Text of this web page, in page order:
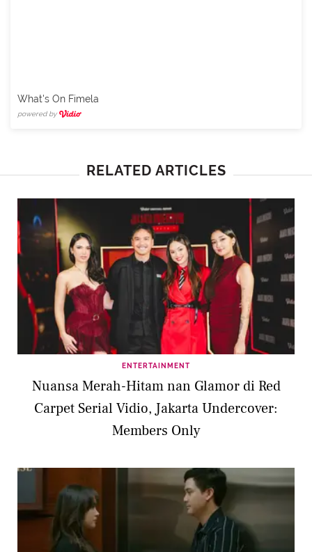
What's On Fimela
powered by
RELATED ARTICLES
ENTERTAINMENT
Nuansa Merah-Hitam nan Glamor di Red
Carpet Serial Vidio, Jakarta Undercover:
Members Only